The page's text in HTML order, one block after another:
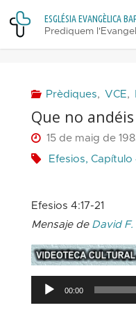
Skip
content
ESGLÉSIAEVANGÈLICABA
Prediquem
Prèdiques, VCE,
Que no
15 de maig de
Efesios, Capítulo
Efesios 4:17-21
Mensaje de David F.
Reproductor
d'àudio
00:00